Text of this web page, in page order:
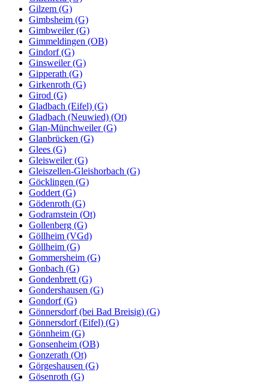
Gilzem (G)
Gimbsheim (G)
Gimbweiler (G)
Gimmeldingen (OB)
Gindorf (G)
Ginsweiler (G)
Gipperath (G)
Girkenroth (G)
Girod (G)
Gladbach (Eifel) (G)
Gladbach (Neuwied) (Ot)
Glan-Münchweiler (G)
Glanbrücken (G)
Glees (G)
Gleisweiler (G)
Gleiszellen-Gleishorbach (G)
Göcklingen (G)
Goddert (G)
Gödenroth (G)
Godramstein (Ot)
Gollenberg (G)
Göllheim (VGd)
Göllheim (G)
Gommersheim (G)
Gonbach (G)
Gondenbrett (G)
Gondershausen (G)
Gondorf (G)
Gönnersdorf (bei Bad Breisig) (G)
Gönnersdorf (Eifel) (G)
Gönnheim (G)
Gonsenheim (OB)
Gonzerath (Ot)
Görgeshausen (G)
Gösenroth (G)